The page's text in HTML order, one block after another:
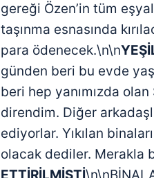
gereği Özen’in tüm
taşınma esnasında
para ödenecek.\n\n
günden beri bu evde
beri hep yanımızda
direndim. Diğer
ediyorlar. Yıkılan
olacak dediler. Merakla